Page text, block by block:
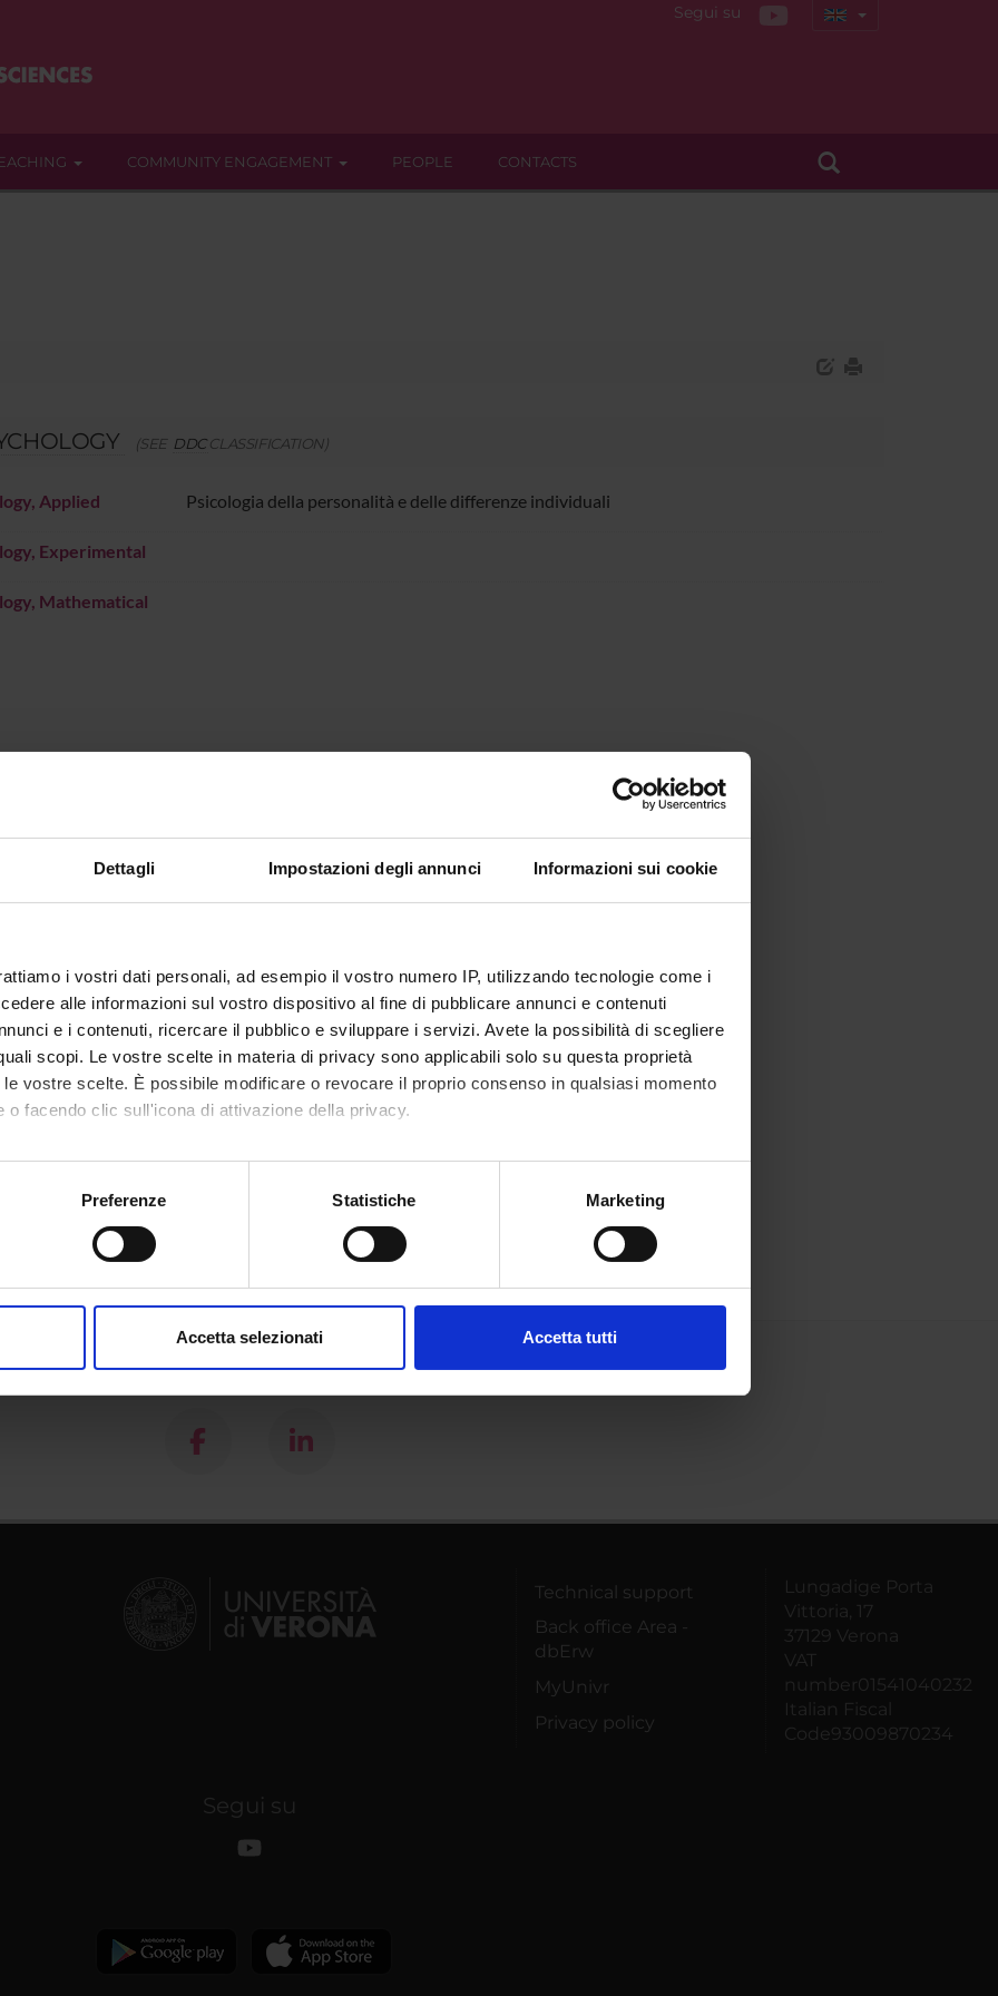
Dettagli Impostazioni degli annunci Informazioni sui cookie
i vostri dati personali, ad esempio il vostro numero IP, utilizzando tecnologie come i
alle informazioni sul vostro dispositivo al fine di pubblicare annunci e contenuti
e i contenuti, ricercare il pubblico e sviluppare i servizi. Avete la possibilità di scegliere
scopi. Le vostre scelte in materia di privacy sono applicabili solo su questa proprietà
vostre scelte. È possibile modificare o revocare il proprio consenso in qualsiasi momento
o facendo clic sull'icona di attivazione della privacy.
anche:
sulla tua posizione geografica, con un'approssimazione di qualche metro,
in qualsiasi momento dalla Dichiarazione sui cookie.
Preferenze Statistiche Marketing
Accetta selezionati Accetta tutti
Segui su
COMMUNITY ENGAGEMENT PEOPLE CONTACTS
(SEE DDCCLASSIFICATION)
Applied Psicologia della personalità e delle differenze individuali
Experimental
Mathematical
Share
Technical support
Back office Area -
dbErw
MyUnivr
Privacy policy
Lungadige Porta
Vittoria, 17
37129 Verona
VAT
number01541040232
Italian Fiscal
Code93009870234
Segui su